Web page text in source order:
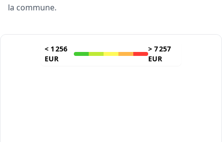
la commune.
< 1 256
EUR
> 7 257
EUR